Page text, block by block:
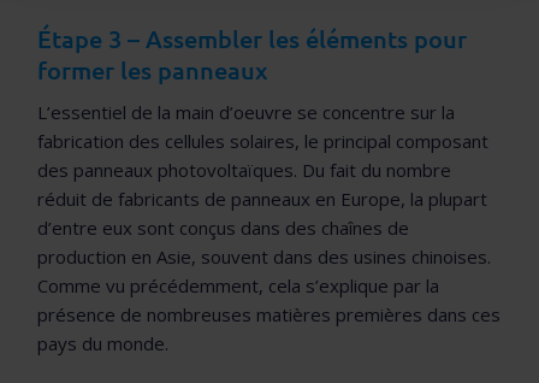
Étape 3 – Assembler les éléments pour
former les panneaux
L’essentiel de la main d’oeuvre se concentre sur la
fabrication des cellules solaires, le principal composant
des panneaux photovoltaïques. Du fait du nombre
réduit de fabricants de panneaux en Europe, la plupart
d’entre eux sont conçus dans des chaînes de
production en Asie, souvent dans des usines chinoises.
Comme vu précédemment, cela s’explique par la
présence de nombreuses matières premières dans ces
pays du monde.